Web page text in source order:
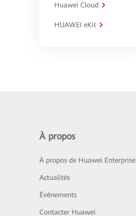
Huawei Cloud
HUAWEI eKit
À propos
À propos de Huawei Enterprise
Actualités
Événements
Contacter Huawei